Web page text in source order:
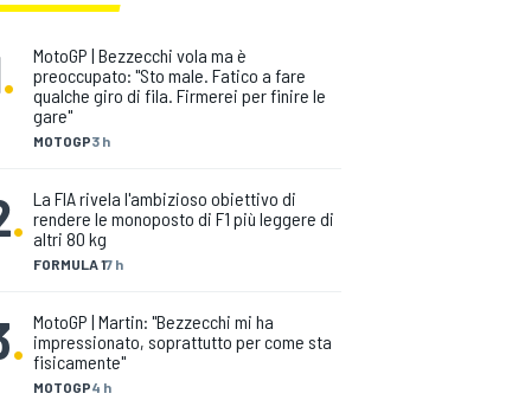
.
MOTOGP3 h
MotoGP | Bezzecchi vola ma è
preoccupato: "Sto male. Fatico a fare
qualche giro di fila. Firmerei per finire le
gare"
.
FORMULA 17 h
La FIA rivela l'ambizioso obiettivo di
rendere le monoposto di F1 più leggere di
altri 80 kg
.
MOTOGP4 h
MotoGP | Martin: "Bezzecchi mi ha
impressionato, soprattutto per come sta
fisicamente"